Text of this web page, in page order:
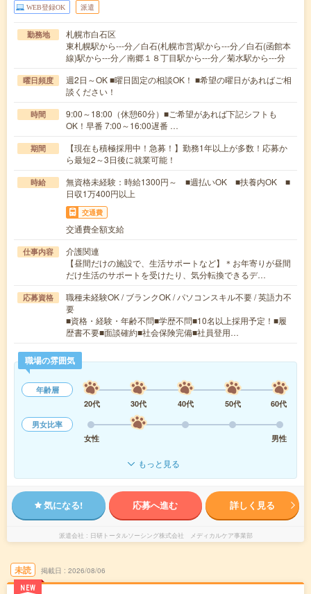
WEB登録OK 派遣
勤務地
札幌市白石区
東札幌駅から---分／白石(札幌市営)駅から---分／白石(函館本
線)駅から---分／南郷１８丁目駅から---分／菊水駅から---分
曜日頻度
週2日～OK ■曜日固定の相談OK！ ■希望の曜日があればご相
談ください！
時間
9:00～18:00（休憩60分）■ご希望があれば下記シフトも
OK！早番 7:00～16:00遅番 …
期間
【現在も積極採用中！急募！】勤務1年以上が多数！応募か
ら最短2～3日後に就業可能！
時給
無資格未経験：時給1300円～ ■週払いOK ■扶養内OK ■
日収1万400円以上
交通費
交通費全額支給
仕事内容
介護関連
【昼間だけの施設で、生活サポートなど】＊お年寄りが昼間
だけ生活のサポートを受けたり、気分転換できるデ…
応募資格
職種未経験OK / ブランクOK / パソコンスキル不要 / 英語力不
要
■資格・経験・年齢不問■学歴不問■10名以上採用予定！■履
歴書不要■面談確約■社会保険完備■社員登用…
職場の雰囲気
年齢層
20代
30代 40代 50代
60代
男女比率
女性
男性
もっと見る
気になる! 応募へ進む 詳しく見る
派遣会社 日研トータルソーシング株式会社 メディカルケア事業部
未読
NEW
掲載日 2026/08/06